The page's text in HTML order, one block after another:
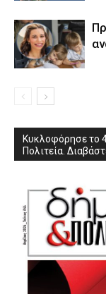
Κυκλοφόρησε το
Πολιτεία.